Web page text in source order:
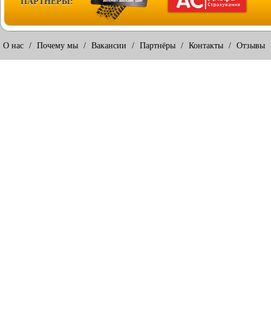
О нас / Почему мы / Вакансии / Партнёры / Контакты / Отзывы